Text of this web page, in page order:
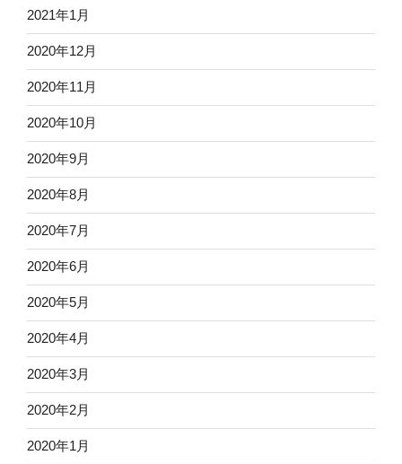
2021年1月
2020年12月
2020年11月
2020年10月
2020年9月
2020年8月
2020年7月
2020年6月
2020年5月
2020年4月
2020年3月
2020年2月
2020年1月